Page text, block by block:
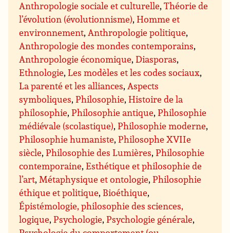
Anthropologie sociale et culturelle,Théorie de
l’évolution (évolutionnisme),Homme et
environnement, Anthropologie politique,
Anthropologie des mondes contemporains,
Anthropologie économique,Diasporas,
Ethnologie,Les modèles et les codes sociaux,
La parenté et les alliances, Aspects
symboliques,Philosophie,Histoire de la
philosophie,Philosophie antique,Philosophie
médiévale (scolastique),Philosophie moderne,
Philosophie humaniste,Philosophe XVIIe
siècle,Philosophie des Lumières,Philosophie
contemporaine,Esthétique et philosophie de
l’art, Métaphysique et ontologie,Philosophie
éthique et politique, Bioéthique,
Épistémologie, philosophie des sciences,
logique,Psychologie,Psychologie générale,